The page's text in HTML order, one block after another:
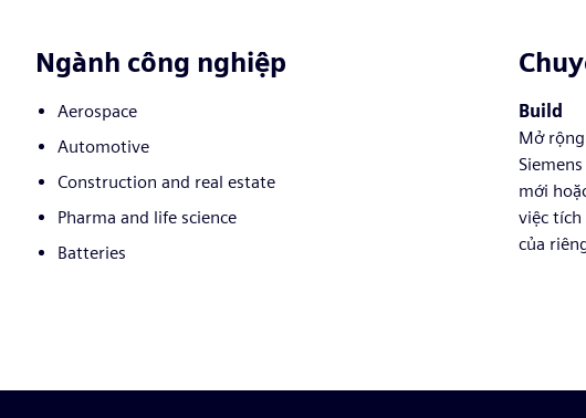
Ngành công nghiệp
Aerospace
Automotive
Construction and real estate
Pharma and life science
Batteries
Build
Mở
mới
việc tích
của